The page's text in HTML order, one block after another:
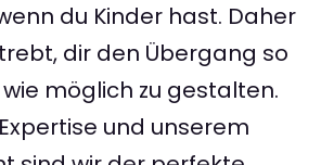
du Kinder hast. Daher
dir den Übergang so
möglich zu gestalten.
und unserem